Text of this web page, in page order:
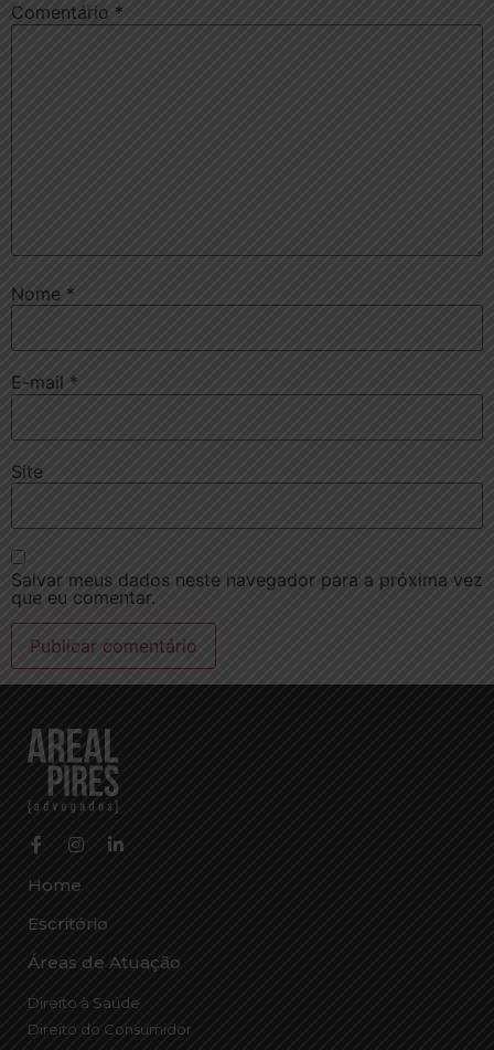
Comentário *
Nome *
E-mail *
Site
Salvar meus dados neste navegador para a próxima vez
que eu comentar.
Home
Escritório
Áreas de Atuação
Direito à Saúde
Direito do Consumidor